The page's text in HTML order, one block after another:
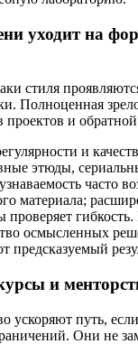
уходит на
стиля
Полноценная
проектов и обратной
и
этюды,
часто
материала;
осмысленных
предсказуемый
и
ускоряют путь,
Они не